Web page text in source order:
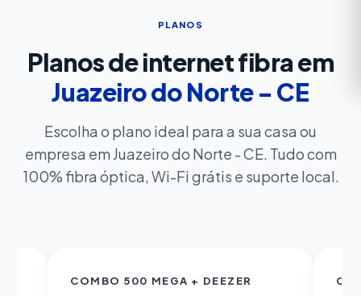
PLANOS
Planos de internet fibra em
Juazeiro do Norte - CE
Escolha o plano ideal para a sua casa ou
empresa em Juazeiro do Norte - CE. Tudo com
100% fibra óptica, Wi-Fi grátis e suporte local.
COMBO 500 MEGA + DEEZER